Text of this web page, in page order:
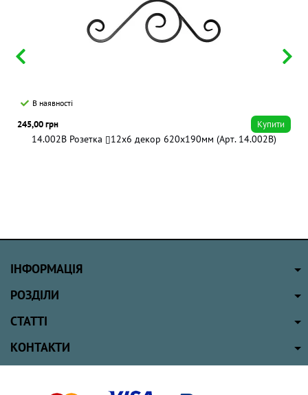
В наявності
245,00 грн Купити
14.002B Розетка ▯12x6 декор 620х190мм (Арт. 14.002B)
ІНФОРМАЦІЯ
РОЗДІЛИ
СТАТТІ
КОНТАКТИ